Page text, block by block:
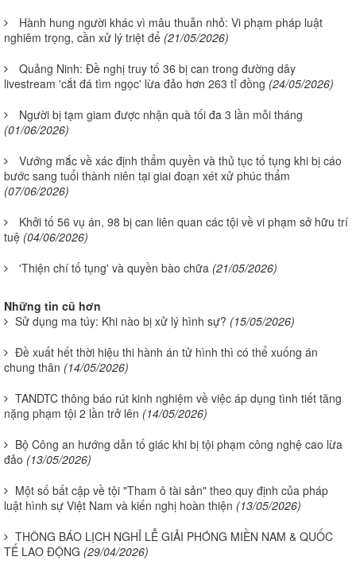
Hành hung người khác vì mâu thuẫn nhỏ: Vi phạm pháp luật
nghiêm trọng, cần xử lý triệt để (21/05/2026)
Quảng Ninh: Đề nghị truy tố 36 bị can trong đường dây
livestream 'cắt đá tìm ngọc' lừa đảo hơn 263 tỉ đồng (24/05/2026)
Người bị tạm giam được nhận quà tối đa 3 lần mỗi tháng
(01/06/2026)
Vướng mắc về xác định thẩm quyền và thủ tục tố tụng khi bị cáo
bước sang tuổi thành niên tại giai đoạn xét xử phúc thẩm
(07/06/2026)
Khởi tố 56 vụ án, 98 bị can liên quan các tội về vi phạm sở hữu trí
tuệ (04/06/2026)
'Thiện chí tố tụng' và quyền bào chữa (21/05/2026)
Những tin cũ hơn
Sử dụng ma túy: Khi nào bị xử lý hình sự? (15/05/2026)
Đề xuất hết thời hiệu thi hành án tử hình thì có thể xuống án
chung thân (14/05/2026)
TANDTC thông báo rút kinh nghiệm về việc áp dụng tình tiết tăng
nặng phạm tội 2 lần trở lên (14/05/2026)
Bộ Công an hướng dẫn tố giác khi bị tội phạm công nghệ cao lừa
đảo (13/05/2026)
Một số bất cập về tội "Tham ô tài sản" theo quy định của pháp
luật hình sự Việt Nam và kiến nghị hoàn thiện (13/05/2026)
THÔNG BÁO LỊCH NGHỈ LỄ GIẢI PHÓNG MIỀN NAM & QUỐC
TẾ LAO ĐỘNG (29/04/2026)